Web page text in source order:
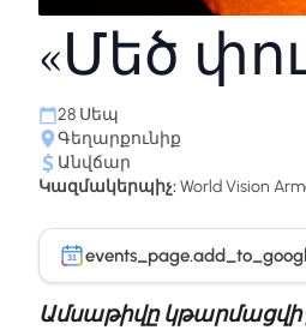
«Մեծ
28 Սեպ
Գեղարքունիք
Անվճար
Կազմակերպիչ:World Vision
31
Ամսաթիվը կթարմացվի